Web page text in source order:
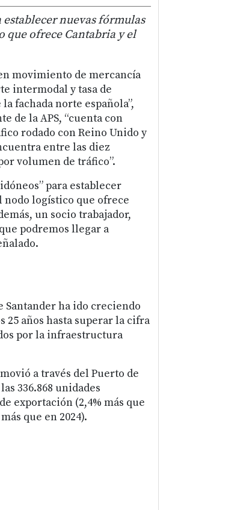
nuevas fórmulas
que ofrece Cantabria y el
movimiento de mercancía
intermodal y tasa de
fachada norte española”,
de la APS, “cuenta con
rodado con Reino Unido y
entre las diez
volumen de tráfico”.
para establecer
logístico que ofrece
un socio trabajador,
podremos llegar a
ha ido creciendo
años hasta superar la cifra
por la infraestructura
a través del Puerto de
336.868 unidades
exportación (2,4% más que
que en 2024).